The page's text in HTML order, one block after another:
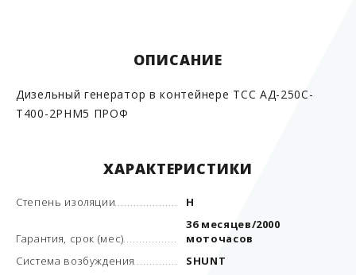
ОПИСАНИЕ
Дизельный генератор в контейнере ТСС АД-250С-
Т400-2РНМ5 ПРОФ
ХАРАКТЕРИСТИКИ
Степень изоляции Н
Гарантия, срок (мес)
36 месяцев/2000
моточасов
Система возбуждения
SHUNT